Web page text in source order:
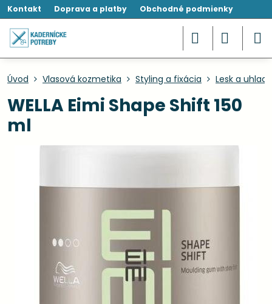
Kontakt Doprava a platby Obchodné podmienky
Úvod Vlasová kozmetika Styling a fixácia Lesk a
WELLA Eimi Shape Shift 150
ml